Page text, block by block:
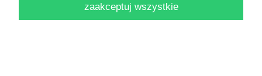
zaakceptuj wszystkie